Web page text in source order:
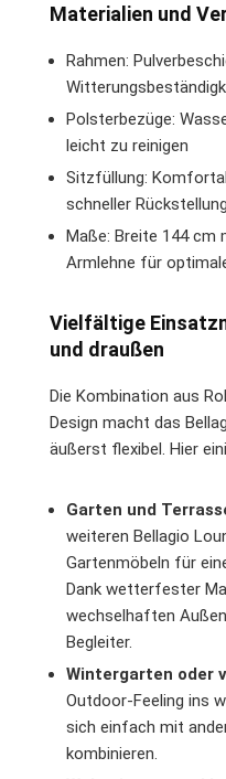
Materialien und
Rahmen:
Polsterbezüge:
leicht zu reinigen
Sitzfüllung:
schneller Rückstellung
Maße: Breite 144 cm
Armlehne für
Vielfältige
und draußen
Die Kombination aus
Design macht das
äußerst flexibel. Hier
Garten und
weiteren Bellagio
Gartenmöbeln für
Dank wetterfester
wechselhaften
Begleiter.
Wintergarten oder
Outdoor-Feeling ins
sich einfach mit
kombinieren.